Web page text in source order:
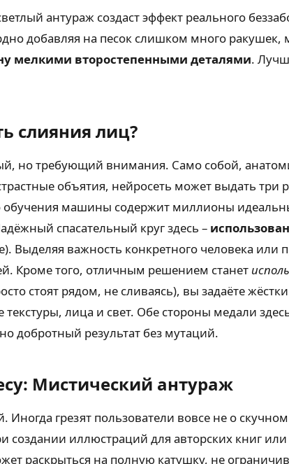
антураж создаст эффект реального
добавляя на песок слишком много
мелкими второстепенными деталями.
слияния лиц?
но требующий внимания. Само собой,
объятия, нейросеть может выдать
обучения машины содержит миллионы
спасательный круг здесь –
Выделяя важность конкретного человека или
Кроме того, отличным решением станет
стоят рядом, не сливаясь), вы задаёте
текстуры, лица и свет. Обе стороны медали
добротный результат без мутаций.
Мистический антураж
Иногда грезят пользователи вовсе не о
создании иллюстраций для авторских книг
раскрыться на полную катушку, не